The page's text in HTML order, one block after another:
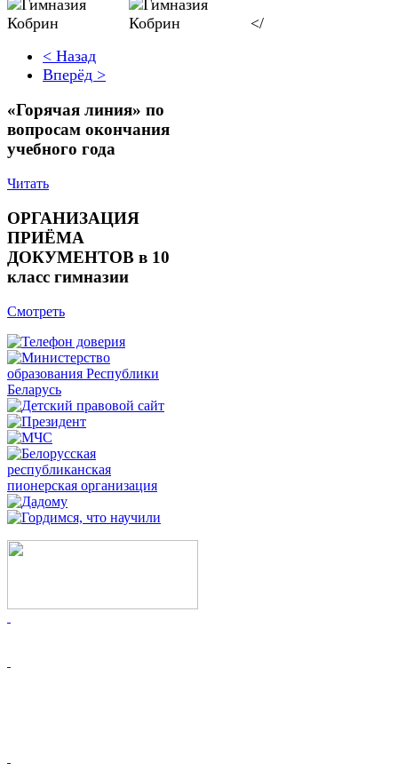
</
< Назад
Вперёд >
«Горячая линия» по
вопросам окончания
учебного года
Читать
ОРГАНИЗАЦИЯ
ПРИЁМА
ДОКУМЕНТОВ в 10
класс гимназии
Смотреть